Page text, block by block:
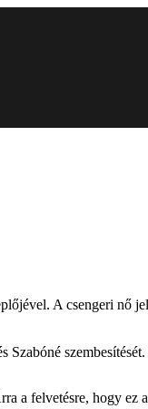
A csengeri nő
szembesítését.
a felvetésre, hogy ez